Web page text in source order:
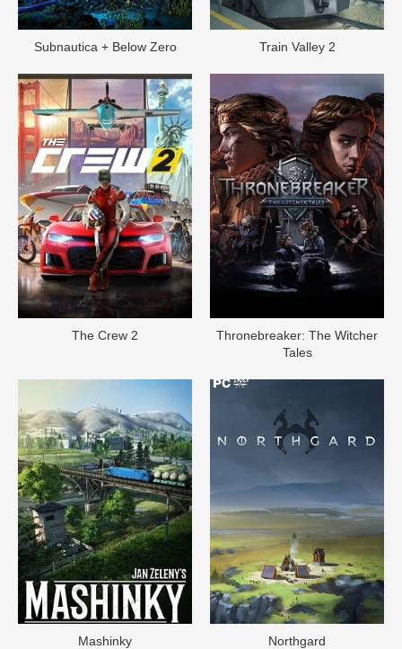
Subnautica + Below Zero Train Valley 2
The Crew 2
Thronebreaker: The Witcher
Tales
Mashinky Northgard